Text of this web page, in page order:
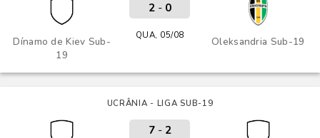
Dínamo de Kiev Sub-
19
Oleksandria Sub-19
2- 0
QUA, 05/08
UCRÂNIA - LIGA SUB-19
7- 2